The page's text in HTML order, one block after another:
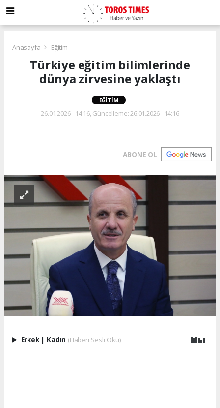
Anasayfa Eğitim
Türkiye eğitim bilimlerinde
dünya zirvesine yaklaştı
EĞITIM
26.01.2026 - 14:16, Güncelleme: 26.01.2026 - 14:16
ABONE OL
Erkek | Kadın (Haberi Sesli Oku)